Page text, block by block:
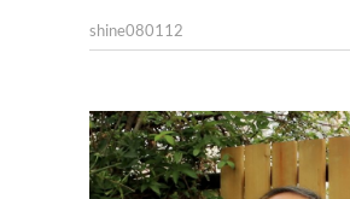
shine080112